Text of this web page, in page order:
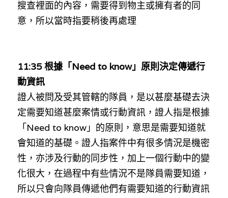
搜查裡面的內容，需要得到物主或擁有者的同
意，所以當時指要稍後再處理
11:35 根據「Need to know」原則決定傳遞行
動資訊
證人被問及受其管轄的隊員，是以甚麼基礎去決
定需要知道甚麼案情或行動資訊，證人指是根據
「Need to know 」的原則，意思是需要知道就
會知道的基礎。證人指案件中有很多情況是機密
性，亦涉及行動的同步性，加上一個行動中的變
化很大，在過程中有些情況不是隊員需要知道，
所以只會向隊員傳遞他們有需要知道的行動資訊